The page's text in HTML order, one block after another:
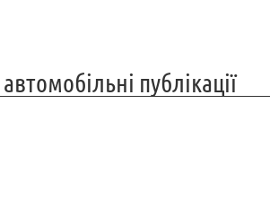
автомобільні публікації